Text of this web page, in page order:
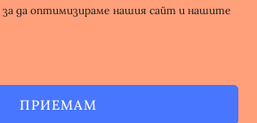
за да оптимизираме нашия сайт и нашите
ПРИЕМАМ